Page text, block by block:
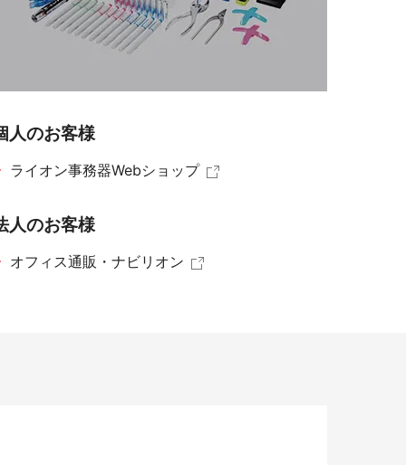
人のお客様
ライオン事務器Webショップ
人のお客様
オフィス通販・ナビリオン
症対策商品